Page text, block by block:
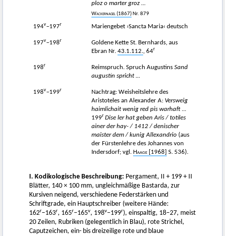
ploz o marter groz ...
Wackernagel(1867)Nr. 879
194v−197r Mariengebet ›Sancta Maria‹ deutsch
197v−198r
Goldene Kette St. Bernhards, aus
Ebran Nr. 43.1.112., 64r
198r Reimspruch. Spruch Augustins Sand
augustin spricht ...
198v−199r
Nachtrag: Weisheitslehre des
Aristoteles an Alexander A: Versweig
haimlichait wenig red pis warhaft ...
199r Dise ler hat geben Aris / totiles
ainer der hay- / 1412 / denischer
maister dem / kunig Allexandrio (aus
der Fürstenlehre des Johannes von
Indersdorf; vgl. Haage [1968] S. 536).
I. Kodikologische Beschreibung: Pergament, II + 199 + II
Blätter, 140 × 100 mm, ungleichmäßige Bastarda, zur
Kursiven neigend, verschiedene Federstärken und
Schriftgrade, ein Hauptschreiber (weitere Hände:
162r−163r, 165r−165v, 198v−199r), einspaltig, 18−27, meist
20 Zeilen, Rubriken (gelegentlich in Blau), rote Strichel,
Caputzeichen, ein- bis dreizeilige rote und blaue